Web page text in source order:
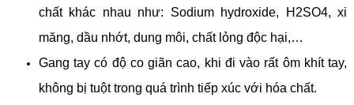
chất khác nhau như: Sodium hydroxide, H2SO4, xi
măng, dầu nhớt, dung môi, chất lỏng độc hại,…
Gang tay có độ co giãn cao, khi đi vào rất ôm khít tay,
không bị tuột trong quá trình tiếp xúc với hóa chất.